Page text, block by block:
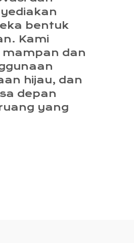
bentuk
Kami
dan
hijau, dan
depan
yang